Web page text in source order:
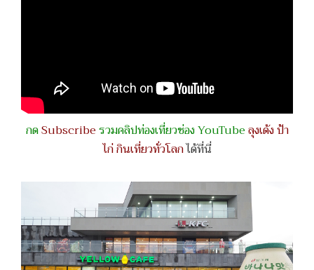
กดSubscribeรวมคลิปท่องเที่ยวช่อง YouTubeลุงเด้ง ป้า
ไก่ กินเที่ยวทั่วโลกได้ที่นี่